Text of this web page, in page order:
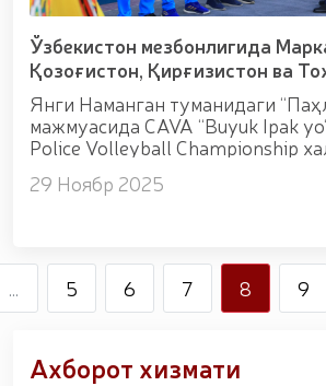
Ўзбекистон мезбонлигида
Қозоғистон, Қирғизистон ва
энг кучли 10 та жамоалари
Янги Наманган туманидаги
мажмуасида CAVA “Buyuk Ipak
Police Volleyball Championship
муросасиз беллашувлар ўз
29 Ноябр 2025
5 6 7 8 9
Ахборот хизмати